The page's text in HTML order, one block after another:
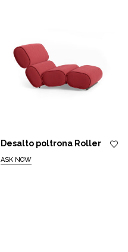
Desalto poltrona Roller
ASK NOW